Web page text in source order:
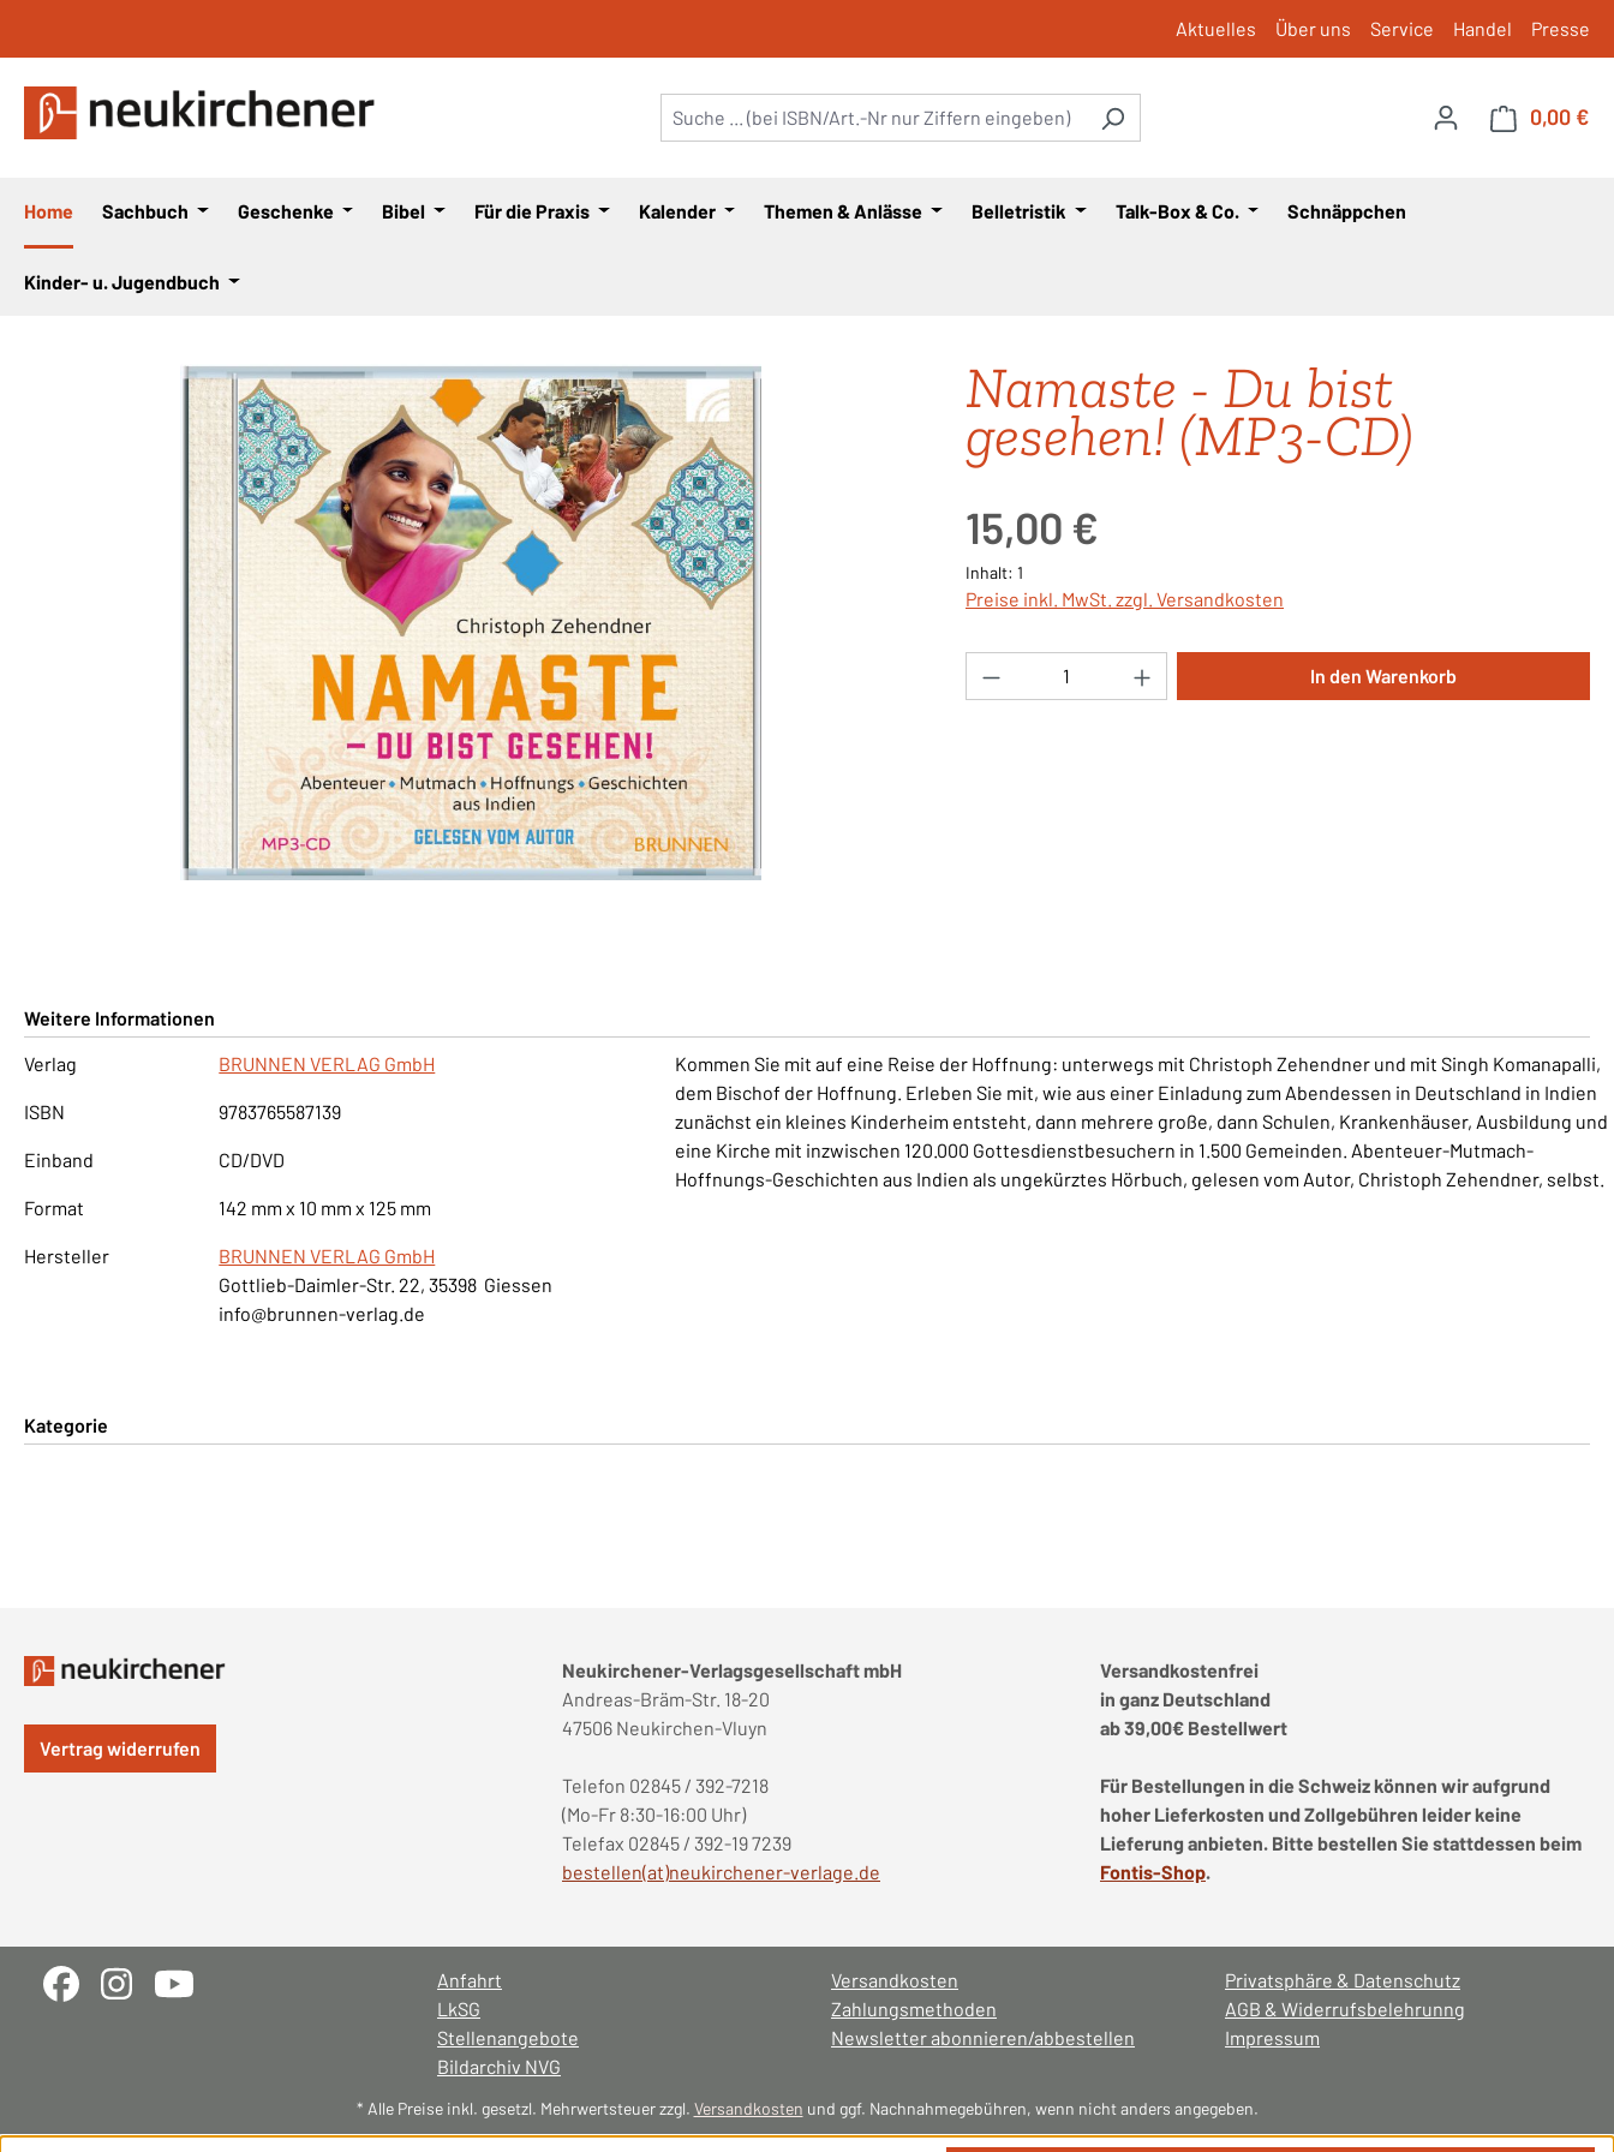
Aktuelles Über uns Service Handel Presse
0,00 €
Home Sachbuch Geschenke Bibel Für die Praxis Kalender Themen & Anlässe Belletristik Talk-Box & Co. Schnäppchen
Kinder- u. Jugendbuch
Bildergalerie überspringen Namaste - Du bist
gesehen! (MP3-CD)
15,00 €
Inhalt: 1
Preise inkl. MwSt. zzgl. Versandkosten
Produkt Anzahl: Gib den gewünschten Wert ein
In den Warenkorb
Weitere Informationen
Verlag
BRUNNEN VERLAG GmbH
ISBN 9783765587139
Einband CD/DVD
Format 142 mm x 10 mm x 125 mm
Hersteller
BRUNNEN VERLAG GmbH
Gottlieb-Daimler-Str. 22, 35398 Giessen
info@brunnen-verlag.de
Kommen Sie mit auf eine Reise der Hoffnung: unterwegs mit Christoph Zehendner und mit Singh Komanapalli,
dem Bischof der Hoffnung. Erleben Sie mit, wie aus einer Einladung zum Abendessen in Deutschland in Indien
zunächst ein kleines Kinderheim entsteht, dann mehrere große, dann Schulen, Krankenhäuser, Ausbildung und
eine Kirche mit inzwischen 120.000 Gottesdienstbesuchern in 1.500 Gemeinden. Abenteuer-Mutmach-
Hoffnungs-Geschichten aus Indien als ungekürztes Hörbuch, gelesen vom Autor, Christoph Zehendner, selbst.
Kategorie
Vertrag widerrufen
Neukirchener-Verlagsgesellschaft mbH
Andreas-Bräm-Str. 18-20
47506 Neukirchen-Vluyn
Telefon 02845 / 392-7218
(Mo-Fr 8:30-16:00 Uhr)
Telefax 02845 / 392-19 7239
bestellen(at)neukirchener-verlage.de
Versandkostenfrei
in ganz Deutschland
ab 39,00€ Bestellwert
Für Bestellungen in die Schweiz können wir aufgrund
hoher Lieferkosten und Zollgebühren leider keine
Lieferung anbieten. Bitte bestellen Sie stattdessen beim
Fontis-Shop.
Anfahrt
LkSG
Stellenangebote
Versandkosten
Zahlungsmethoden
Newsletter abonnieren/abbestellen
Privatsphäre & Datenschutz
AGB & Widerrufsbelehrunng
Impressum
Bildarchiv NVG
* Alle Preise inkl. gesetzl. Mehrwertsteuer zzgl. Versandkosten und ggf. Nachnahmegebühren, wenn nicht anders angegeben.